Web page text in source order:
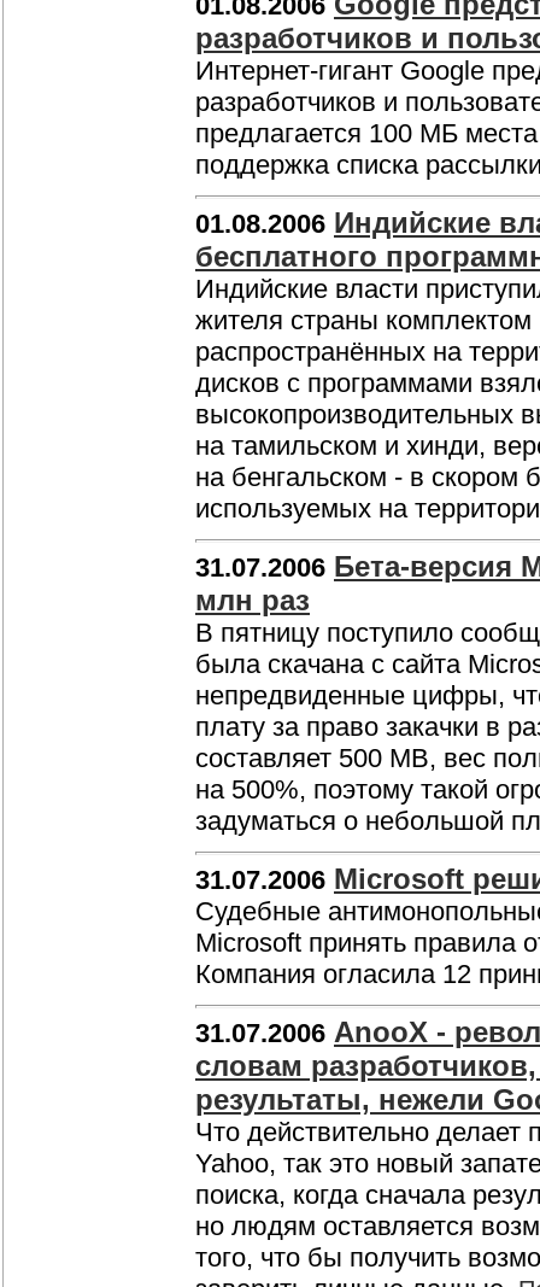
разработчиков и
Интернет-гигант Google
разработчиков и
предлагается 100 МБ
поддержка списка
01.08.2006 Индийские
бесплатного
Индийские власти
жителя страны комплектом
распространённых на
дисков с программами
высокопроизводительных
на тамильском и хинди,
на бенгальском - в скором
используемых на
31.07.2006 Бета-версия
млн раз
В пятницу поступило
была скачана с сайта
непредвиденные цифры,
плату за право закачки в
составляет 500 MB, вес
на 500%, поэтому такой
задуматься о небольшой
31.07.2006 Microsoft
Судебные
Microsoft принять правила
Компания огласила 12
31.07.2006 AnooX -
словам
результаты, нежели
Что действительно
Yahoo, так это новый
поиска, когда сначала
но людям оставляется
того, что бы получить